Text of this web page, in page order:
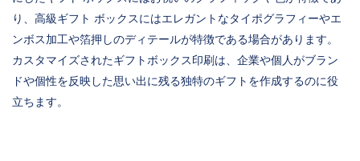
り、高級ギフト ボックスにはエレガントなタイポグラフィーやエ
ンボス加工や箔押しのディテールが特徴である場合があります。
カスタマイズされたギフトボックス印刷は、企業や個人がブラン
ドや個性を反映した思い出に残る独特のギフトを作成するのに役
立ちます。